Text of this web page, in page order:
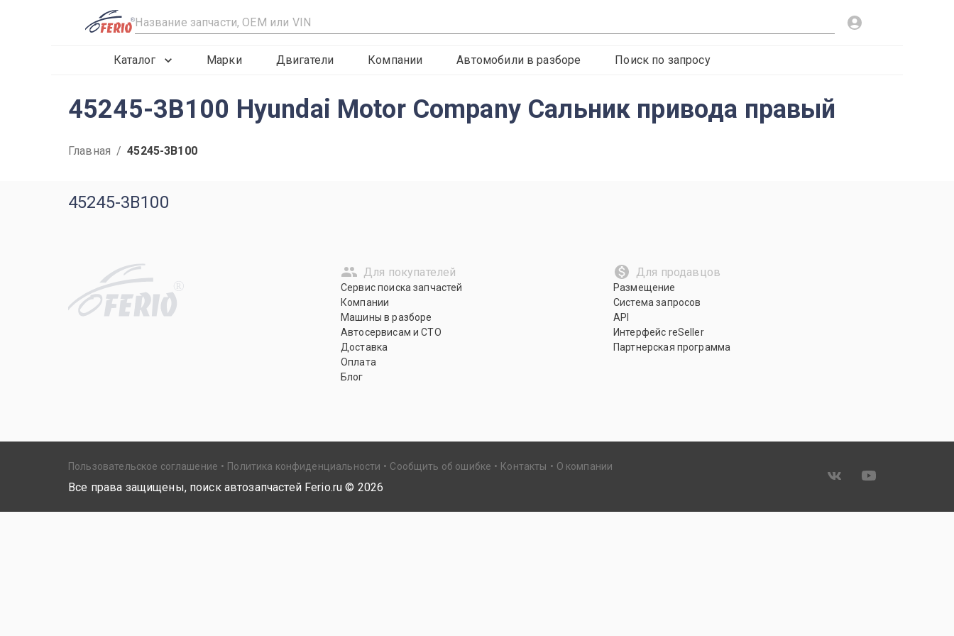
R
Каталог Марки Двигатели Компании Автомобили в разборе Поиск по запросу
45245-3B100 Hyundai Motor Company Сальник привода правый
Главная / 45245-3B100
45245-3B100
R
Для покупателей
Сервис поиска запчастей
Компании
Машины в разборе
Автосервисам и СТО
Доставка
Оплата
Блог
Для продавцов
Размещение
Система запросов
API
Интерфейс reSeller
Партнерская программа
Пользовательское соглашение Политика конфиденциальности Сообщить об ошибке Контакты О компании
Все права защищены, поиск автозапчастей Ferio.ru © 2026